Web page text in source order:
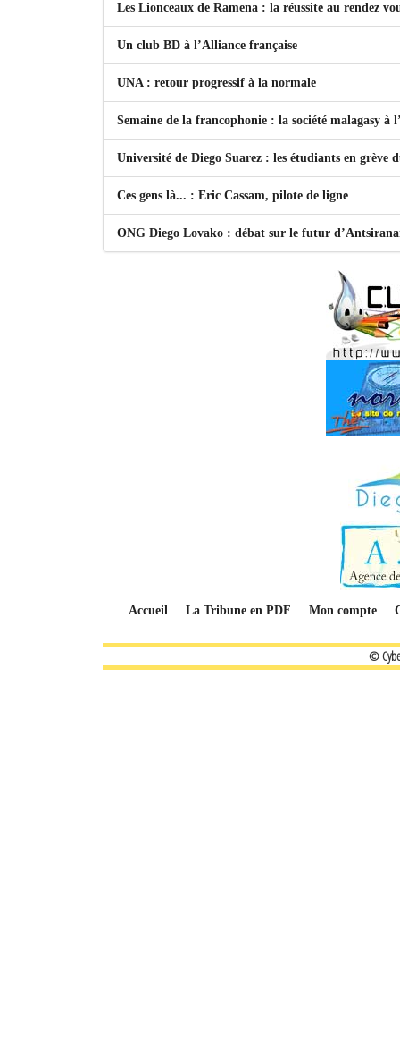
Les Lionceaux de Ramena : la réussite au rendez
Un club BD à l’Alliance française
UNA : retour progressif à la normale
Semaine de la francophonie : la société malagasy à
Université de Diego Suarez : les étudiants en grève
Ces gens là... : Eric Cassam, pilote de ligne
ONG Diego Lovako : débat sur le futur
Accueil La Tribune en PDF Mon compte
©